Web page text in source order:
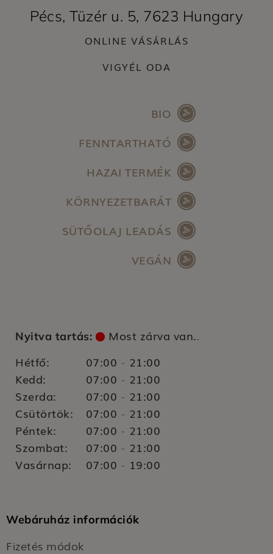
Pécs, Tüzér u. 5, 7623 Hungary
ONLINE VÁSÁRLÁS
VIGYÉL ODA
BIO
FENNTARTHATÓ
HAZAI TERMÉK
KÖRNYEZETBARÁT
SÜTŐOLAJ LEADÁS
VEGÁN
Nyitva tartás: Most zárva van..
Hétfő: 07:00 - 21:00
Kedd:
07:00 - 21:00
Szerda:
07:00 - 21:00
Csütörtök:
07:00 - 21:00
Péntek:
07:00 - 21:00
Szombat:
07:00 - 21:00
Vasárnap:
07:00 - 19:00
Webáruház információk
Fizetés módok